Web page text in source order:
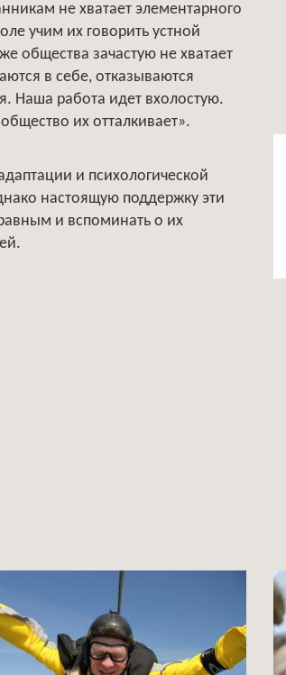
не хватает элементарного
учим их говорить устной
общества зачастую не хватает
в себе, отказываются
Наша работа идет вхолостую.
их отталкивает».
и психологической
настоящую поддержку эти
и вспоминать о их